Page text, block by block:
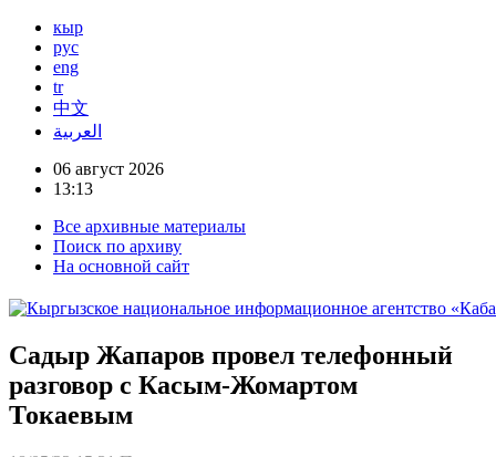
кыр
рус
eng
tr
中文
العربية
06 август 2026
13:13
Все архивные материалы
Поиск по архиву
На основной сайт
Садыр Жапаров провел телефонный
разговор с Касым-Жомартом
Токаевым